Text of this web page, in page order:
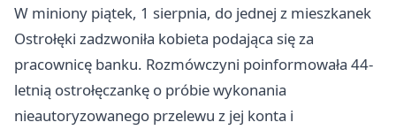
W miniony piątek, 1 sierpnia, do jednej z mieszkanek
Ostrołęki zadzwoniła kobieta podająca się za
pracownicę banku. Rozmówczyni poinformowała 44-
letnią ostrołęczankę o próbie wykonania
nieautoryzowanego przelewu z jej konta i